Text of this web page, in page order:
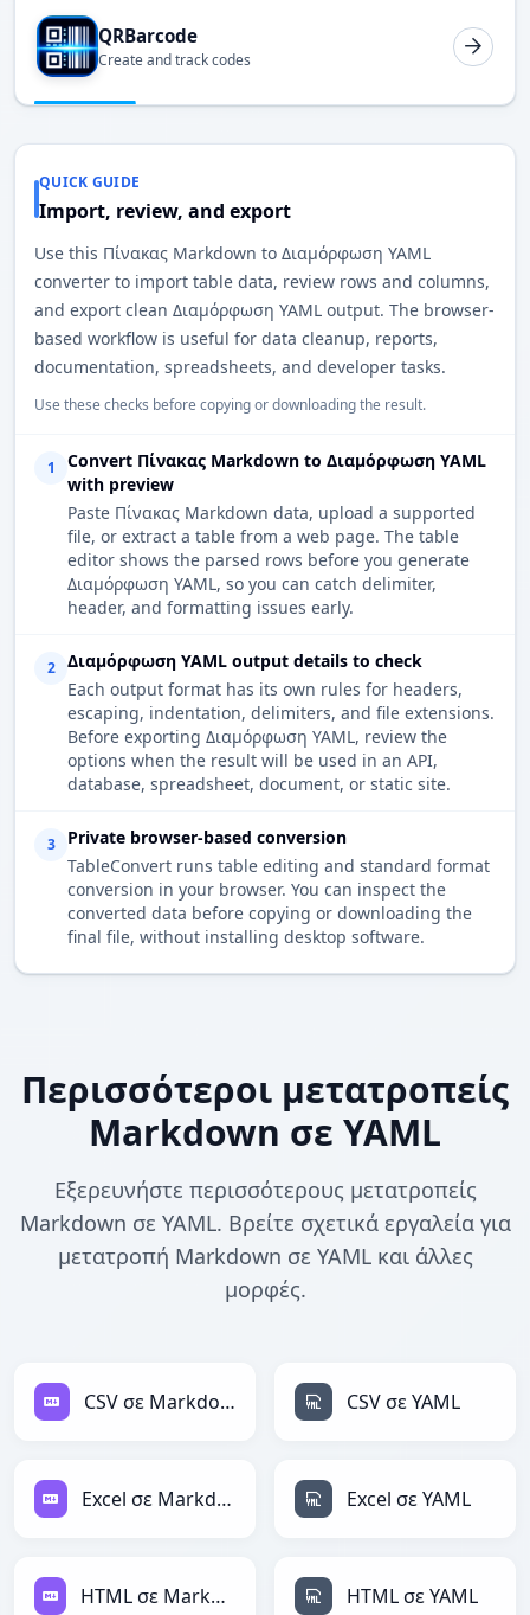
QRBarcode
Create and track codes
QUICK GUIDE
Import, review, and export
Use this Πίνακας Markdown to Διαμόρφωση YAML
converter to import table data, review rows and columns,
and export clean Διαμόρφωση YAML output. The browser-
based workflow is useful for data cleanup, reports,
documentation, spreadsheets, and developer tasks.
Use these checks before copying or downloading the result.
1
Convert Πίνακας Markdown to Διαμόρφωση YAML
with preview
Paste Πίνακας Markdown data, upload a supported
file, or extract a table from a web page. The table
editor shows the parsed rows before you generate
Διαμόρφωση YAML, so you can catch delimiter,
header, and formatting issues early.
2
Διαμόρφωση YAML output details to check
Each output format has its own rules for headers,
escaping, indentation, delimiters, and file extensions.
Before exporting Διαμόρφωση YAML, review the
options when the result will be used in an API,
database, spreadsheet, document, or static site.
3
Private browser-based conversion
TableConvert runs table editing and standard format
conversion in your browser. You can inspect the
converted data before copying or downloading the
final file, without installing desktop software.
Περισσότεροι μετατροπείς
Markdown σε YAML
Εξερευνήστε περισσότερους μετατροπείς
Markdown σε YAML. Βρείτε σχετικά εργαλεία για
μετατροπή Markdown σε YAML και άλλες
μορφές.
CSV σε Markdown CSV σε YAML
Excel σε Markdown Excel σε YAML
HTML σε Markdown HTML σε YAML